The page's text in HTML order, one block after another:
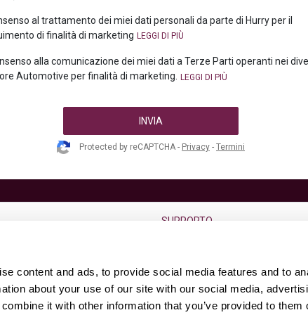
content and ads, to provide social media features and to
about your use of our site with our social media,
it with other information that you’ve provided to them
al trattamento dei miei dati personali da parte di Hurry per il
di finalità di marketing
alla comunicazione dei miei dati a Terze Parti operanti nei
Automotive per finalità di marketing.
INVIA
Protected by reCAPTCHA - Privacy- Termini
SUPPORTO
Condizioni di vendita
Diritto di reso dell’usato
Contatti